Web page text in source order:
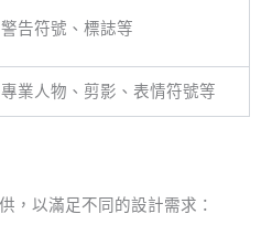
告符號、標誌等
業人物、剪影、表情符號等
，以滿足不同的設計需求：